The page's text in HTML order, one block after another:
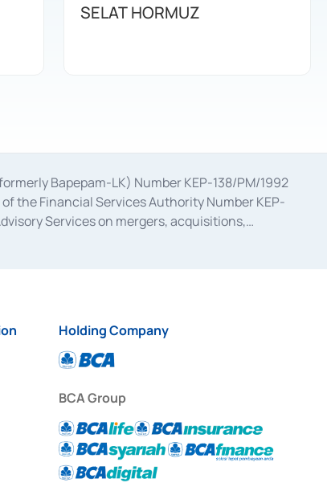
SELAT HORMUZ
Bapepam-LK) Number KEP-138/PM/1992
the Financial Services Authority Number KEP-
Services on mergers, acquisitions,
2014, a business license as a provider of
Holding Company
BCA Group